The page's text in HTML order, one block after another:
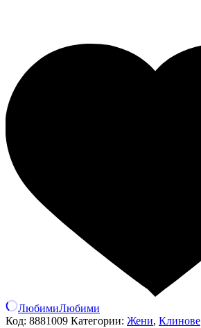
ЛюбимиЛюбими
Код: 8881009 Категории: Жени, Клинове